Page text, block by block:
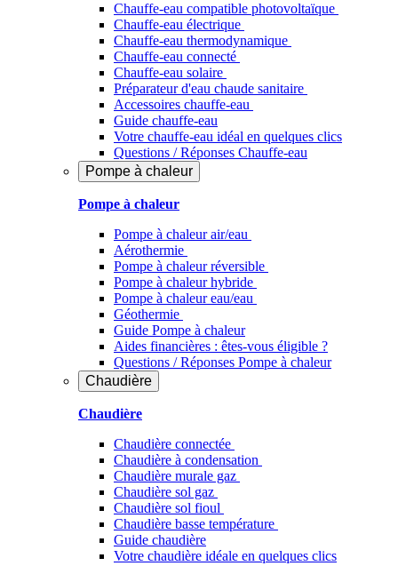
Chauffe-eau compatible photovoltaïque
Chauffe-eau électrique
Chauffe-eau thermodynamique
Chauffe-eau connecté
Chauffe-eau solaire
Préparateur d'eau chaude sanitaire
Accessoires chauffe-eau
Guide chauffe-eau
Votre chauffe-eau idéal en quelques clics
Questions / Réponses Chauffe-eau
Pompe à chaleur
Pompe à chaleur
Pompe à chaleur air/eau
Aérothermie
Pompe à chaleur réversible
Pompe à chaleur hybride
Pompe à chaleur​ eau/eau
Géothermie
Guide Pompe à chaleur
Aides financières : êtes-vous éligible ?
Questions / Réponses Pompe à chaleur
Chaudière
Chaudière
Chaudière connectée
Chaudière à condensation
Chaudière murale gaz
Chaudière sol gaz
Chaudière sol fioul
Chaudière basse température
Guide chaudière
Votre chaudière idéale en quelques clics